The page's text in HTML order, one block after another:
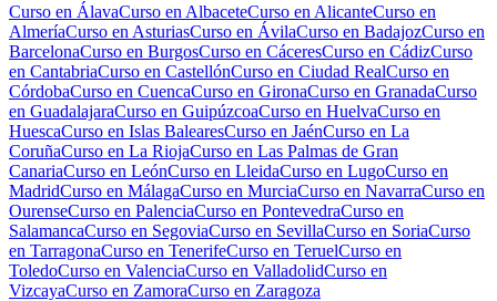
Curso en ÁlavaCurso en AlbaceteCurso en AlicanteCurso en
AlmeríaCurso en AsturiasCurso en ÁvilaCurso en BadajozCurso en
BarcelonaCurso en BurgosCurso en CáceresCurso en CádizCurso
en CantabriaCurso en CastellónCurso en Ciudad RealCurso en
CórdobaCurso en CuencaCurso en GironaCurso en GranadaCurso
en GuadalajaraCurso en GuipúzcoaCurso en HuelvaCurso en
HuescaCurso en Islas BalearesCurso en JaénCurso en La
CoruñaCurso en La RiojaCurso en Las Palmas de Gran
CanariaCurso en LeónCurso en LleidaCurso en LugoCurso en
MadridCurso en MálagaCurso en MurciaCurso en NavarraCurso en
OurenseCurso en PalenciaCurso en PontevedraCurso en
SalamancaCurso en SegoviaCurso en SevillaCurso en SoriaCurso
en TarragonaCurso en TenerifeCurso en TeruelCurso en
ToledoCurso en ValenciaCurso en ValladolidCurso en
VizcayaCurso en ZamoraCurso en Zaragoza